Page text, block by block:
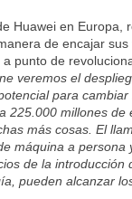
Huawei en Europa,
de encajar
punto de
veremos el
para
225.000 millones de
más cosas. El
máquina a persona
de la introducción
pueden alcanzar